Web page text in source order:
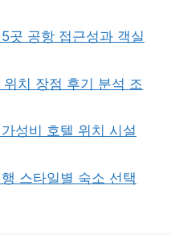
곳 공항 접근성과 객실
치 장점 후기 분석 조
성비 호텔 위치 시설
스타일별 숙소 선택